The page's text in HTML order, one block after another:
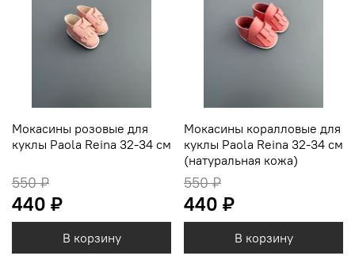
Мокасины розовые для
куклы Paola Reina 32-34 см
550 ₽
440 ₽
В корзину
Мокасины коралловые для
куклы Paola Reina 32-34 см
(натуральная кожа)
550 ₽
440 ₽
В корзину